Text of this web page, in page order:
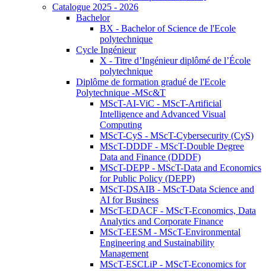
Catalogue 2025 - 2026
Bachelor
BX - Bachelor of Science de l'Ecole
polytechnique
Cycle Ingénieur
X - Titre d’Ingénieur diplômé de l’École
polytechnique
Diplôme de formation gradué de l'Ecole
Polytechnique -MSc&T
MScT-AI-ViC - MScT-Artificial
Intelligence and Advanced Visual
Computing
MScT-CyS - MScT-Cybersecurity (CyS)
MScT-DDDF - MScT-Double Degree
Data and Finance (DDDF)
MScT-DEPP - MScT-Data and Economics
for Public Policy (DEPP)
MScT-DSAIB - MScT-Data Science and
AI for Business
MScT-EDACF - MScT-Economics, Data
Analytics and Corporate Finance
MScT-EESM - MScT-Environmental
Engineering and Sustainability
Management
MScT-ESCLiP - MScT-Economics for